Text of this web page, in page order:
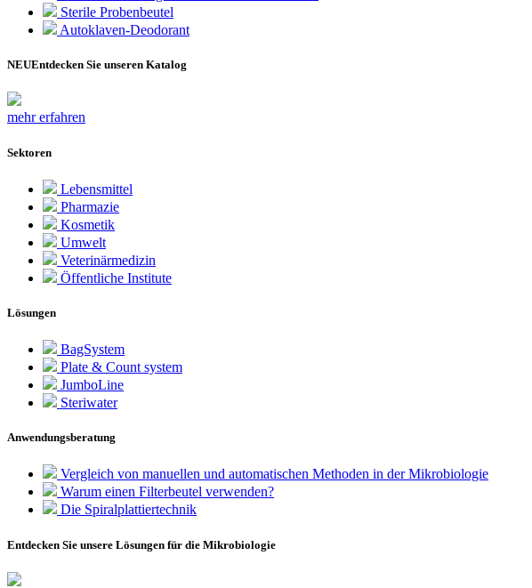
Sterile Probenbeutel
Autoklaven-Deodorant
NEUEntdecken Sie unseren Katalog
mehr erfahren
Sektoren
Lebensmittel
Pharmazie
Kosmetik
Umwelt
Veterinärmedizin
Öffentliche Institute
Lösungen
BagSystem
Plate & Count system
JumboLine
Steriwater
Anwendungsberatung
Vergleich von manuellen und automatischen Methoden in der Mikrobiologie
Warum einen Filterbeutel verwenden?
Die Spiralplattier­technik
Entdecken Sie unsere Lösungen für die Mikrobiologie